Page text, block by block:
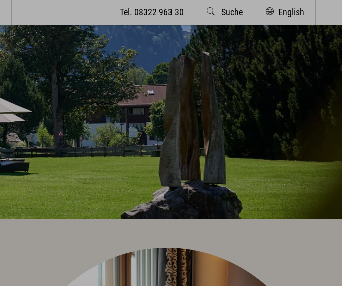
Tel. 08322 963 30 Suche English
Webcams & Wetterbericht Eventkalender
Kulinarik & Genuss
Frühstück im Hotel
Mittag & mehr
Kulinarischer Abend
Bar & Weinkeller
Events
Feiern & Hochzeiten
Wellness & Spa
Philosophie
Übersichtsplan & Öffnungszeiten
Spa Bereich
Spa Anwendungen
Ruheoasen
Exquisit Garten
Info & Service
Kontakt
Exquisit Produkte
Oberstdorf im Allgäu
Sommer Aktiv
Kultur & Tradition
Oberstdorf in Bewegtbildern
Webcams & Wetterbericht